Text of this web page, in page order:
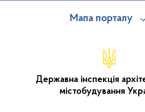
Мапа порталу
Державна інспекція
містобудування